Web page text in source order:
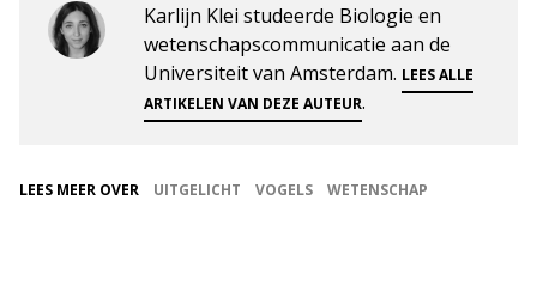
Karlijn Klei studeerde Biologie en
wetenschapscommunicatie aan de
Universiteit van Amsterdam. LEES ALLE
ARTIKELEN VAN DEZE AUTEUR.
LEES MEER OVER UITGELICHT VOGELS WETENSCHAP